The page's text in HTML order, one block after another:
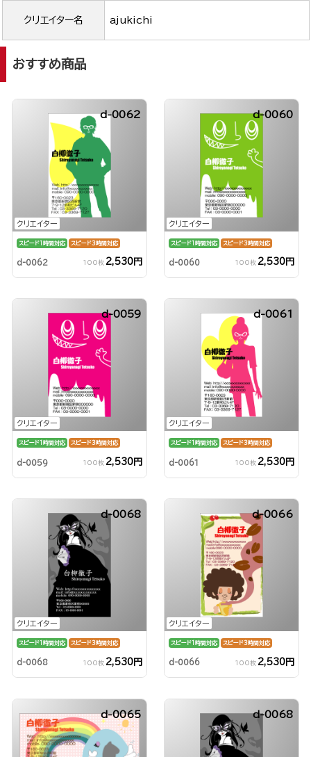
クリエイター名 ajukichi
おすすめ商品
クリエイター
d-0062
スピード1時間対応 スピード3時間対応
d-0062 100枚 2,530円
クリエイター
d-0060
スピード1時間対応 スピード3時間対応
d-0060 100枚 2,530円
クリエイター
d-0059
スピード1時間対応 スピード3時間対応
d-0059 100枚 2,530円
クリエイター
d-0061
スピード1時間対応 スピード3時間対応
d-0061 100枚 2,530円
クリエイター
d-0068
スピード1時間対応 スピード3時間対応
d-0068 100枚 2,530円
クリエイター
d-0066
スピード1時間対応 スピード3時間対応
d-0066 100枚 2,530円
d-0065 d-0068